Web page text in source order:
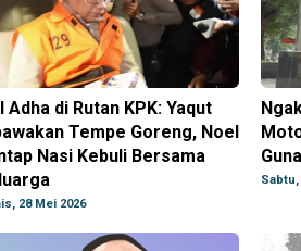
Adha di Rutan KPK: Yaqut
Tempe Goreng, Noel
Nasi Kebuli Bersama
28 Mei 2026
Sabtu,